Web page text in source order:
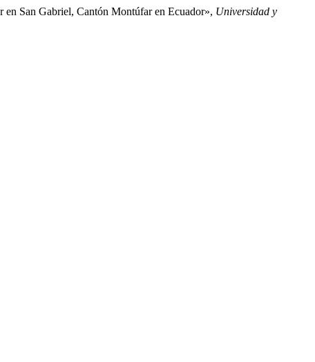
San Gabriel, Cantón Montúfar en Ecuador», Universidad y